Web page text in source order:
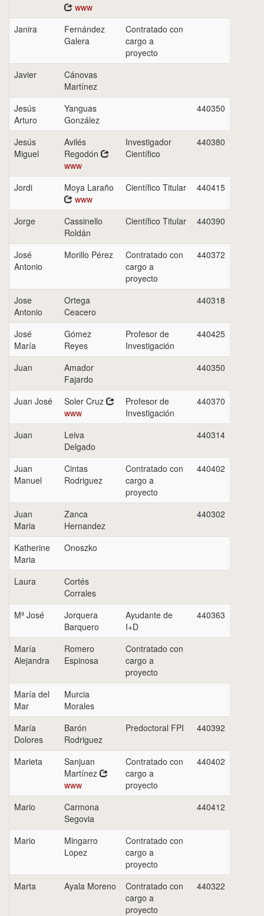
www
Janira
Fernández
Galera
Contratado con
cargo a
proyecto
Javier
Cánovas
Martínez
Jesús
Arturo
Yanguas
González
440350
Jesús
Miguel
Avilés
Regodón
www
Investigador
Científico
440380
Jordi
Moya Laraño
www
Científico Titular 440415
Jorge
Cassinello
Roldán
Científico Titular 440390
José
Antonio
Morillo Pérez
Contratado con
cargo a
proyecto
440372
Jose
Antonio
Ortega
Ceacero
440318
José
María
Gómez
Reyes
Profesor de
Investigación
440425
Juan
Amador
Fajardo
440350
Juan José
Soler Cruz
www
Profesor de
Investigación
440370
Juan
Leiva
Delgado
440314
Juan
Manuel
Cintas
Rodriguez
Contratado con
cargo a
proyecto
440402
Juan
Maria
Zanca
Hernandez
440302
Katherine
Maria
Onoszko
Laura
Cortés
Corrales
Mª José
Jorquera
Barquero
Ayudante de
I+D
440363
María
Alejandra
Romero
Espinosa
Contratado con
cargo a
proyecto
María del
Mar
Murcia
Morales
María
Dolores
Barón
Rodriguez
Predoctoral FPI 440392
Marieta
Sanjuan
Martínez
www
Contratado con
cargo a
proyecto
440402
Mario
Carmona
Segovia
440412
Mario
Mingarro
Lopez
Contratado con
cargo a
proyecto
Marta
Ayala Moreno
Contratado con
cargo a
proyecto
440322